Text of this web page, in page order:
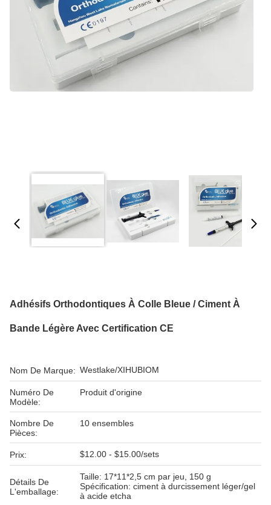
Adhésifs Orthodontiques À Colle Bleue / Ciment À
Bande Légère Avec Certification CE
Nom De Marque: Westlake/XIHUBIOM
Numéro De
Modèle:
Produit d'origine
Nombre De
Pièces:
10 ensembles
Prix: $12.00 - $15.00/sets
Détails De
L'emballage:
Taille: 17*11*2,5 cm par jeu, 150 g
Spécification: ciment à durcissement léger/gel
à acide etcha